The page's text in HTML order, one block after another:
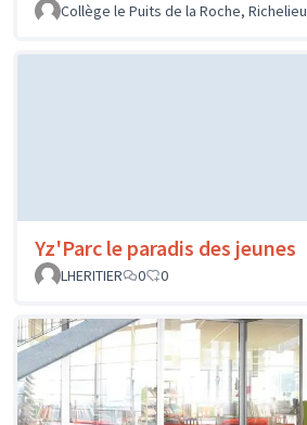
Collège le Puits de la Roche, Richelieu
Yz'Parc le paradis des jeunes
LHERITIER
0 0